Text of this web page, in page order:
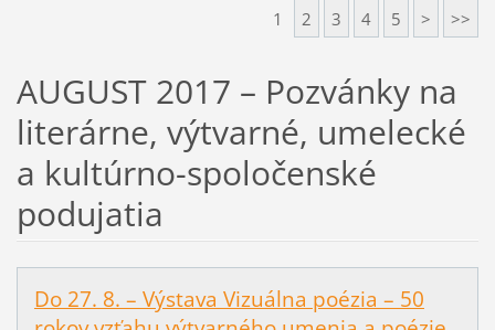
1 2 3 4 5 > >>
AUGUST 2017 – Pozvánky na
literárne, výtvarné, umelecké
a kultúrno-spoločenské
podujatia
Do 27. 8. – Výstava Vizuálna poézia – 50